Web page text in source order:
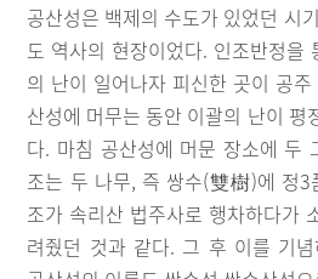
공산성은 백제의 수도가 있었던 시
도 역사의 현장이었다. 인조반정을
의 난이 일어나자 피신한 곳이 공
산성에 머무는 동안 이괄의 난이 평
다. 마침 공산성에 머문 장소에 두
조는 두 나무, 즉 쌍수(雙樹)에 정3
조가 속리산 법주사로 행차하다가
려줬던 것과 같다. 그 후 이를 기